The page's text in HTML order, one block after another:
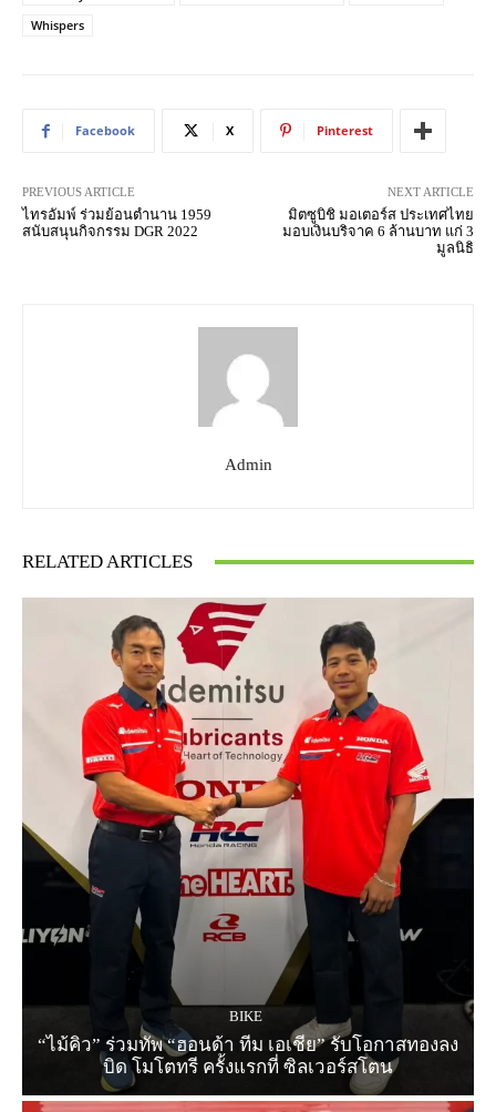
Whispers
Facebook X Pinterest
PREVIOUS ARTICLE
ไทรอัมพ์ ร่วมย้อนตำนาน 1959
สนับสนุนกิจกรรม DGR 2022
NEXT ARTICLE
มิตซูบิชิ มอเตอร์ส ประเทศไทย
มอบเงินบริจาค 6 ล้านบาท แก่ 3
มูลนิธิ
Admin
RELATED ARTICLES
BIKE
“ไม้คิว” ร่วมทัพ “ฮอนด้า ทีม เอเชีย” รับโอกาสทองลง
บิด โมโตทรี ครั้งแรกที่ ซิลเวอร์สโตน